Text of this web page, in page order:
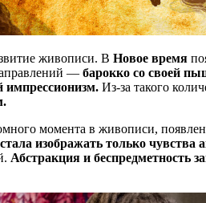
живописи. В Новое время
— барокко со своей
импрессионизм. Из-за такого
момента в живописи,
изображать только чувства
Абстракция и беспредметность